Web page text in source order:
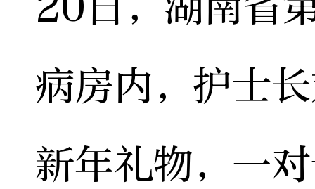
病房内，护士
新年礼物，一